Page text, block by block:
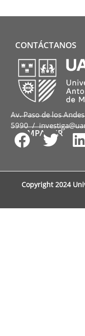
CONTÁCTANOS
Av. Paso de los
5990 /
COMPARTIR
Copyright 2024